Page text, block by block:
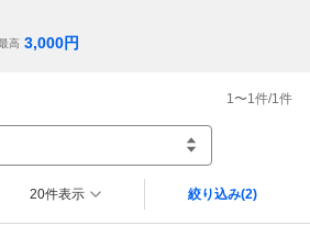
高 3,000円
1 〜1 件/1 件
20件表示 絞り込み(2)